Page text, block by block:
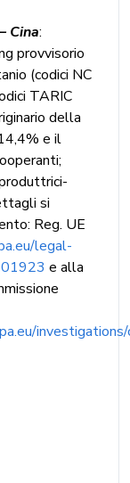
Cina:
provvisorio
(codici NC
TARIC
della
e il
si
Reg. UE
legal-
e alla